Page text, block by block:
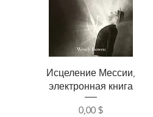
Быстрый просмотр
Исцеление Мессии,
электронная книга
Цена
0,00 $